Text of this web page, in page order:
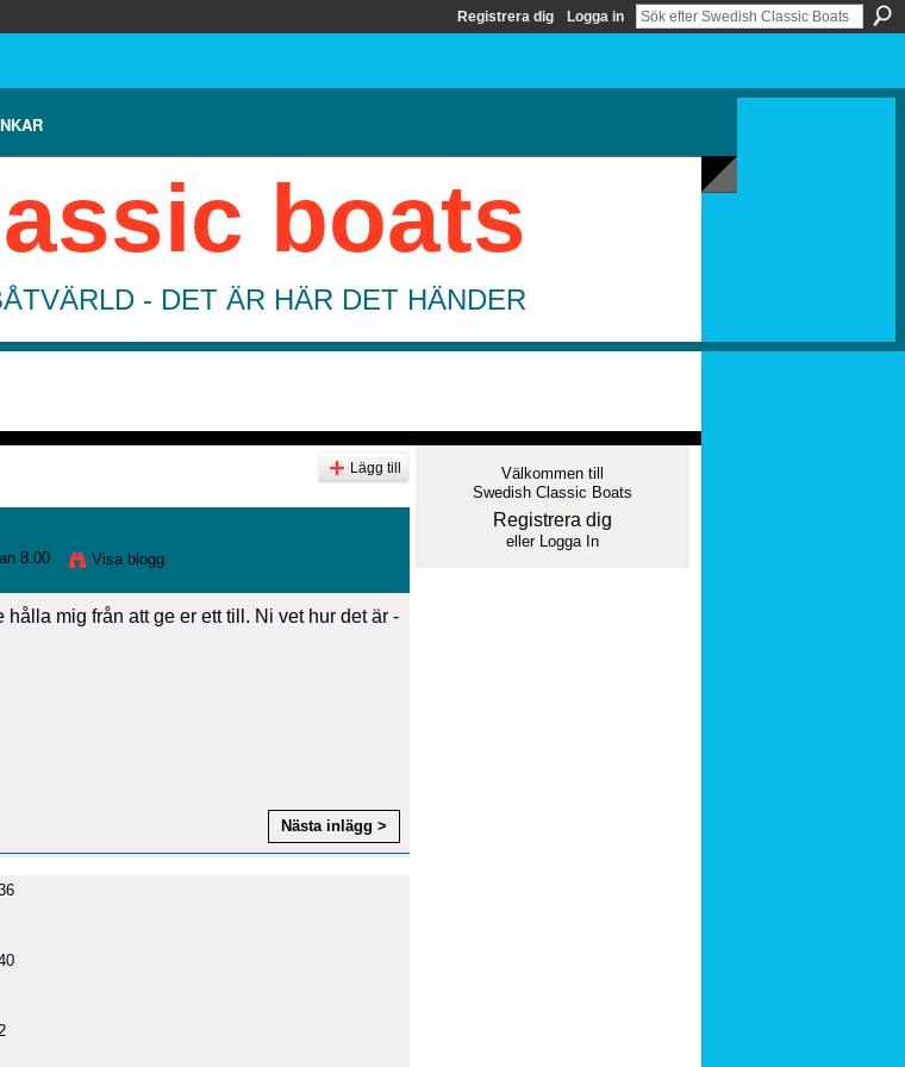
Registrera dig Logga in
boats
- DET ÄR HÄR DET HÄNDER
Lägg till
8.00 Visa blogg
mig från att ge er ett till. Ni vet hur det är -
Nästa inlägg >
Välkommen till
Swedish Classic Boats
Registrera dig
eller Logga In